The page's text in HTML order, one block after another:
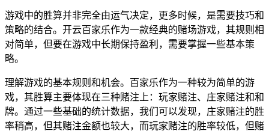
游戏中的胜算并非完全由运气决定，更多时候，是需要技巧和
策略的结合。开云百家乐作为一款经典的赌场游戏，其规则相
对简单，但要在游戏中长期保持盈利，需要掌握一些基本策
略。
理解游戏的基本规则和机会。百家乐作为一种较为简单的游
戏，其胜算主要体现在三种赌注上：玩家赌注、庄家赌注和和
牌。通过一些基础的统计数据，我们可以发现，庄家赌注的胜
率稍高，但其赌注金额也较大，而玩家赌注的胜率较低，但赌